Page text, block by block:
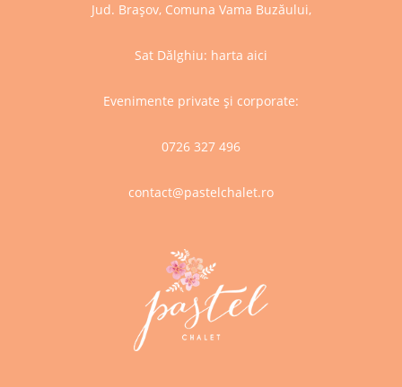
Jud. Brașov, Comuna Vama Buzăului,
Sat Dălghiu: harta aici
Evenimente private și corporate:
0726 327 496
contact@pastelchalet.ro